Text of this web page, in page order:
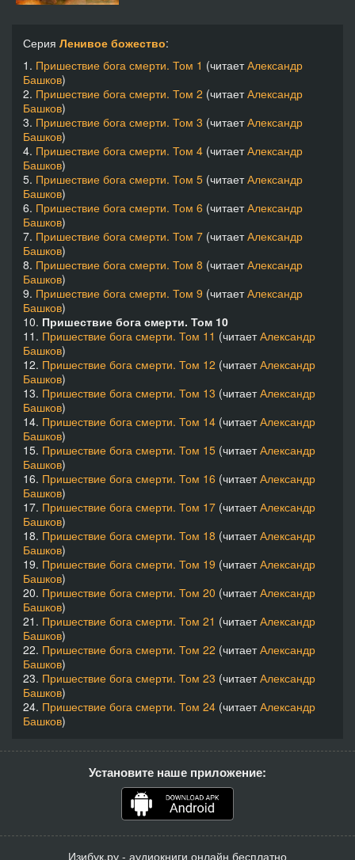
Серия Ленивое божество:
1. Пришествие бога смерти. Том 1 (читаетАлександр
Башков)
2. Пришествие бога смерти. Том 2 (читаетАлександр
Башков)
3. Пришествие бога смерти. Том 3 (читаетАлександр
Башков)
4. Пришествие бога смерти. Том 4 (читаетАлександр
Башков)
5. Пришествие бога смерти. Том 5 (читаетАлександр
Башков)
6. Пришествие бога смерти. Том 6 (читаетАлександр
Башков)
7. Пришествие бога смерти. Том 7 (читаетАлександр
Башков)
8. Пришествие бога смерти. Том 8 (читаетАлександр
Башков)
9. Пришествие бога смерти. Том 9 (читаетАлександр
Башков)
10. Пришествие бога смерти. Том 10
11. Пришествие бога смерти. Том 11 (читаетАлександр
Башков)
12. Пришествие бога смерти. Том 12 (читаетАлександр
Башков)
13. Пришествие бога смерти. Том 13 (читаетАлександр
Башков)
14. Пришествие бога смерти. Том 14 (читаетАлександр
Башков)
15. Пришествие бога смерти. Том 15 (читаетАлександр
Башков)
16. Пришествие бога смерти. Том 16 (читаетАлександр
Башков)
17. Пришествие бога смерти. Том 17 (читаетАлександр
Башков)
18. Пришествие бога смерти. Том 18 (читаетАлександр
Башков)
19. Пришествие бога смерти. Том 19 (читаетАлександр
Башков)
20. Пришествие бога смерти. Том 20 (читаетАлександр
Башков)
21. Пришествие бога смерти. Том 21 (читаетАлександр
Башков)
22. Пришествие бога смерти. Том 22 (читаетАлександр
Башков)
23. Пришествие бога смерти. Том 23 (читаетАлександр
Башков)
24. Пришествие бога смерти. Том 24 (читаетАлександр
Башков)
Установите наше приложение:
Изибук.ру - аудиокниги онлайн бесплатно